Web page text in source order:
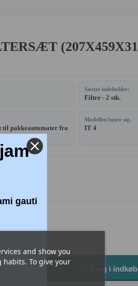
Sættet indeholder:
Filtre - 2 stk.
til pakkeautomater fra
Modellen bøjer sig.
IT 4
€
 Læg i
and show you
To give your
gauti